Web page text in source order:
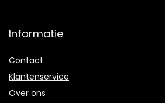
Informatie
Contact
Klantenservice
Over ons